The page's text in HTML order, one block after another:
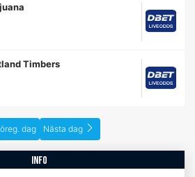
Timbers
dag Nästa dag
info